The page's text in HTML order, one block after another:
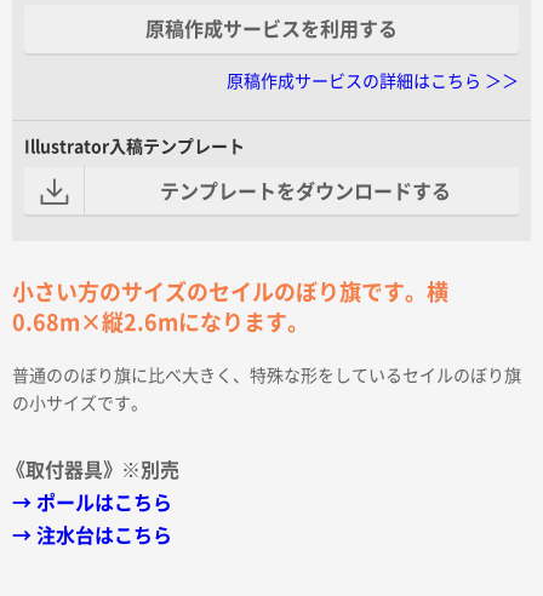
原稿作成サービスを利用する
原稿作成サービスの詳細はこちら ＞＞
Illustrator入稿テンプレート
テンプレートをダウンロードする
小さい方のサイズのセイルのぼり旗です。横
0.68m×縦2.6mになります。
普通ののぼり旗に比べ大きく、特殊な形をしているセイルのぼり旗
の小サイズです。
《取付器具》 ※別売
→ ポールはこちら
→ 注水台はこちら